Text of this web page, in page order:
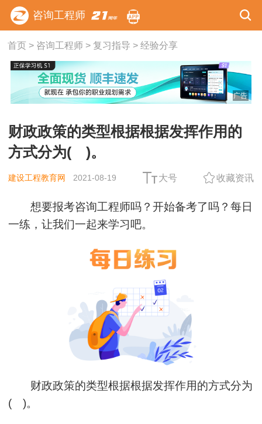
咨询工程师
首页> 咨询工程师> 复习指导 > 经验分享
广告
财政政策的类型根据根据发挥作用的
方式分为( )。
建设工程教育网 2021-08-19 大号 收藏资讯
想要报考咨询工程师吗？开始备考了吗？每日
一练，让我们一起来学习吧。
财政政策的类型根据根据发挥作用的方式分为
( )。